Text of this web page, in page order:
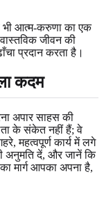
भी आत्म-करुणा का एक
जीवन की
प्रदान करता है।
कदम
अपार साहस की
के संकेत नहीं हैं; वे
महत्वपूर्ण कार्य में लगे
अनुमति दें, और जानें कि
मार्ग आपका अपना है,